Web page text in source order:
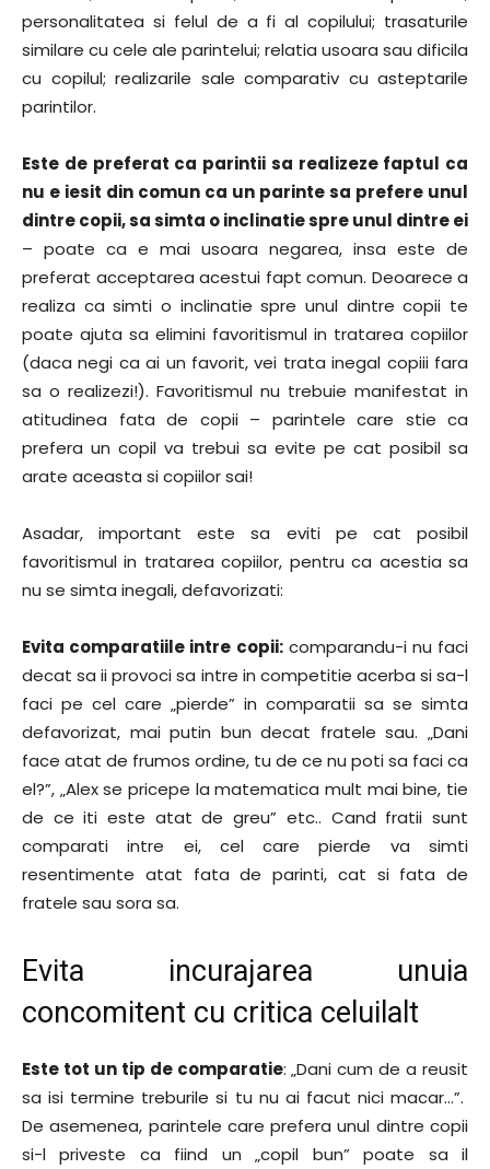
personalitatea si felul de a fi al copilului; trasaturile
similare cu cele ale parintelui; relatia usoara sau dificila
cu copilul; realizarile sale comparativ cu asteptarile
parintilor.
Este de preferat ca parintii sa realizeze faptul ca
nu e iesit din comun ca un parinte sa prefere unul
dintre copii, sa simta o inclinatie spre unul dintre ei
– poate ca e mai usoara negarea, insa este de
preferat acceptarea acestui fapt comun. Deoarece a
realiza ca simti o inclinatie spre unul dintre copii te
poate ajuta sa elimini favoritismul in tratarea copiilor
(daca negi ca ai un favorit, vei trata inegal copiii fara
sa o realizezi!). Favoritismul nu trebuie manifestat in
atitudinea fata de copii – parintele care stie ca
prefera un copil va trebui sa evite pe cat posibil sa
arate aceasta si copiilor sai!
Asadar, important este sa eviti pe cat posibil
favoritismul in tratarea copiilor, pentru ca acestia sa
nu se simta inegali, defavorizati:
Evita comparatiile intre copii:comparandu-i nu faci
decat sa ii provoci sa intre in competitie acerba si sa-l
faci pe cel care „pierde” in comparatii sa se simta
defavorizat, mai putin bun decat fratele sau. „Dani
face atat de frumos ordine, tu de ce nu poti sa faci ca
el?”, „Alex se pricepe la matematica mult mai bine, tie
de ce iti este atat de greu” etc.. Cand fratii sunt
comparati intre ei, cel care pierde va simti
resentimente atat fata de parinti, cat si fata de
fratele sau sora sa.
Evita incurajarea unuia
concomitent cu critica celuilalt
Este tot un tip de comparatie: „Dani cum de a reusit
sa isi termine treburile si tu nu ai facut nici macar…”.
De asemenea, parintele care prefera unul dintre copii
si-l priveste ca fiind un „copil bun” poate sa il